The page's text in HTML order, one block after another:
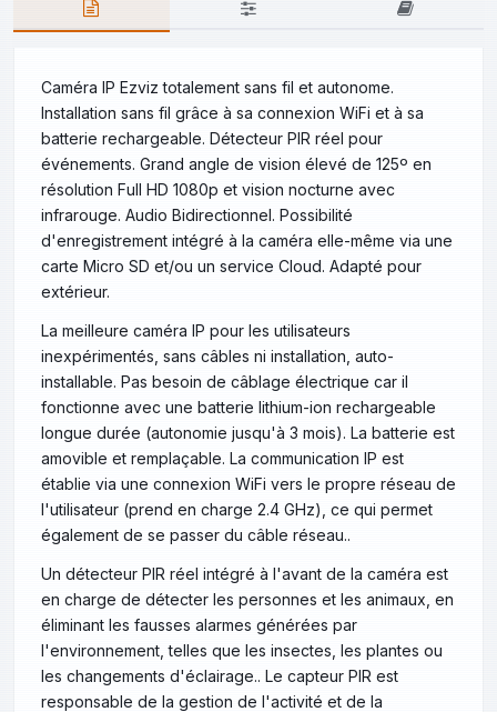
Caméra IP Ezviz totalement sans fil et autonome.
Installation sans fil grâce à sa connexion WiFi et à sa
batterie rechargeable. Détecteur PIR réel pour
événements. Grand angle de vision élevé de 125º en
résolution Full HD 1080p et vision nocturne avec
infrarouge. Audio Bidirectionnel. Possibilité
d'enregistrement intégré à la caméra elle-même via une
carte Micro SD et/ou un service Cloud. Adapté pour
extérieur.
La meilleure caméra IP pour les utilisateurs
inexpérimentés, sans câbles ni installation, auto-
installable. Pas besoin de câblage électrique car il
fonctionne avec une batterie lithium-ion rechargeable
longue durée (autonomie jusqu'à 3 mois). La batterie est
amovible et remplaçable. La communication IP est
établie via une connexion WiFi vers le propre réseau de
l'utilisateur (prend en charge 2.4 GHz), ce qui permet
également de se passer du câble réseau..
Un détecteur PIR réel intégré à l'avant de la caméra est
en charge de détecter les personnes et les animaux, en
éliminant les fausses alarmes générées par
l'environnement, telles que les insectes, les plantes ou
les changements d'éclairage.. Le capteur PIR est
responsable de la gestion de l'activité et de la